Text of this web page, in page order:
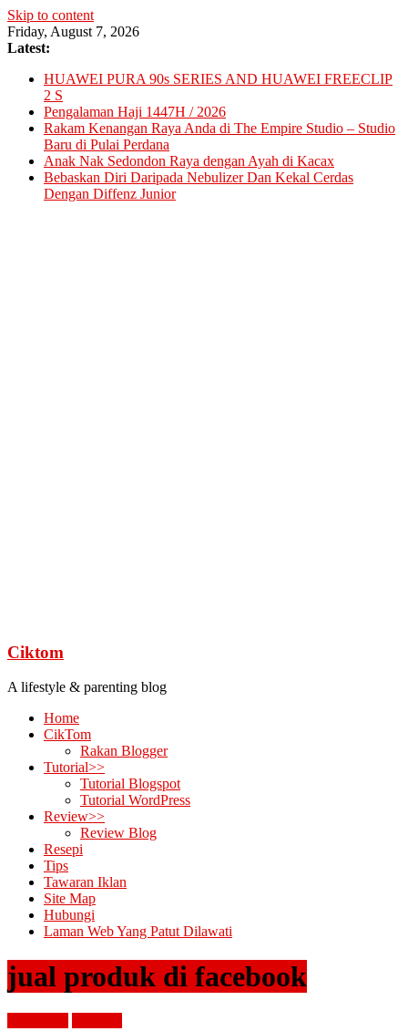
Skip to content
Friday, August 7, 2026
Latest:
HUAWEI PURA 90s SERIES AND HUAWEI FREECLIP
2 S
Pengalaman Haji 1447H / 2026
Rakam Kenangan Raya Anda di The Empire Studio – Studio
Baru di Pulai Perdana
Anak Nak Sedondon Raya dengan Ayah di Kacax
Bebaskan Diri Daripada Nebulizer Dan Kekal Cerdas
Dengan Diffenz Junior
Ciktom
A lifestyle & parenting blog
Home
CikTom
Rakan Blogger
Tutorial>>
Tutorial Blogspot
Tutorial WordPress
Review>>
Review Blog
Resepi
Tips
Tawaran Iklan
Site Map
Hubungi
Laman Web Yang Patut Dilawati
jual produk di facebook